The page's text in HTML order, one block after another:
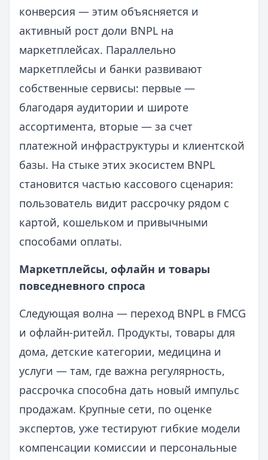
конверсия — этим объясняется и
активный рост доли BNPL на
маркетплейсах. Параллельно
маркетплейсы и банки развивают
собственные сервисы: первые —
благодаря аудитории и широте
ассортимента, вторые — за счет
платежной инфраструктуры и клиентской
базы. На стыке этих экосистем BNPL
становится частью кассового сценария:
пользователь видит рассрочку рядом с
картой, кошельком и привычными
способами оплаты.
Маркетплейсы, офлайн и товары
повседневного спроса
Следующая волна — переход BNPL в FMCG
и офлайн-ритейл. Продукты, товары для
дома, детские категории, медицина и
услуги — там, где важна регулярность,
рассрочка способна дать новый импульс
продажам. Крупные сети, по оценке
экспертов, уже тестируют гибкие модели
компенсации комиссии и персональные